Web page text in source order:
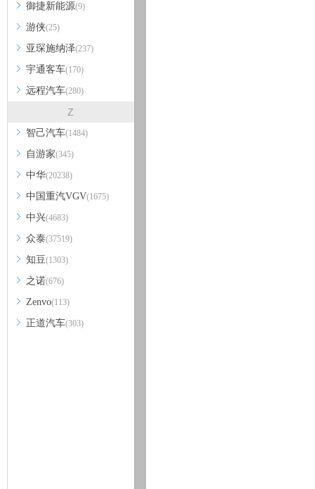
御捷新能源(9)
游侠(25)
亚琛施纳泽(237)
宇通客车(170)
远程汽车(280)
Z
智己汽车(1484)
自游家(345)
中华(20238)
中国重汽VGV(1675)
中兴(4683)
众泰(37519)
知豆(1303)
之诺(676)
Zenvo(113)
正道汽车(303)